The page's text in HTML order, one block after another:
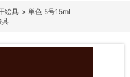
絵具 > 単色 5号15ml
具